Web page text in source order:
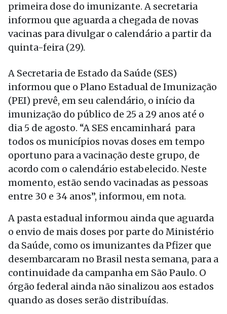
primeira dose do imunizante. A secretaria
informou que aguarda a chegada de novas
vacinas para divulgar o calendário a partir da
quinta-feira (29).
A Secretaria de Estado da Saúde (SES)
informou que o Plano Estadual de Imunização
(PEI) prevê, em seu calendário, o início da
imunização do público de 25 a 29 anos até o
dia 5 de agosto. “A SES encaminhará para
todos os municípios novas doses em tempo
oportuno para a vacinação deste grupo, de
acordo com o calendário estabelecido. Neste
momento, estão sendo vacinadas as pessoas
entre 30 e 34 anos”, informou, em nota.
A pasta estadual informou ainda que aguarda
o envio de mais doses por parte do Ministério
da Saúde, como os imunizantes da Pfizer que
desembarcaram no Brasil nesta semana, para a
continuidade da campanha em São Paulo. O
órgão federal ainda não sinalizou aos estados
quando as doses serão distribuídas.